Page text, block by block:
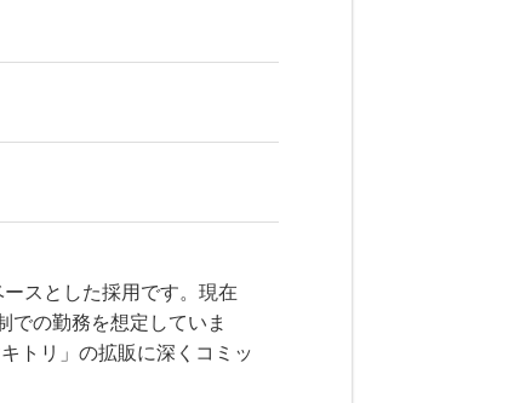
スとした採用です。現在
での勤務を想定していま
トリ」の拡販に深くコミッ